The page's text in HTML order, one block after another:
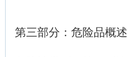
第三部分：危险品概述